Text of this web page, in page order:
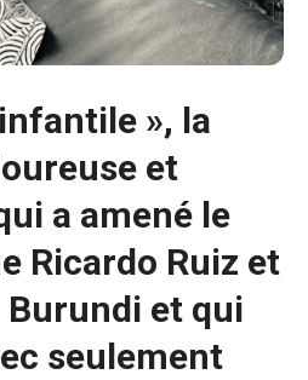
», la
et
a amené le
Ricardo Ruiz et
et qui
seulement